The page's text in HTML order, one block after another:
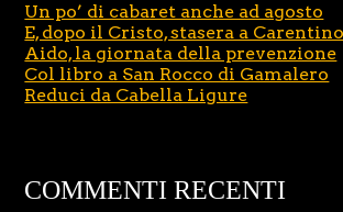
Un po’ di cabaret anche ad agosto
E, dopo il Cristo, stasera a Carentino
Aido, la giornata della prevenzione
Col libro a San Rocco di Gamalero
Reduci da Cabella Ligure
COMMENTI RECENTI